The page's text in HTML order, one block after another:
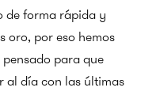
de forma rápida y
oro, por eso hemos
para que
al día con las últimas